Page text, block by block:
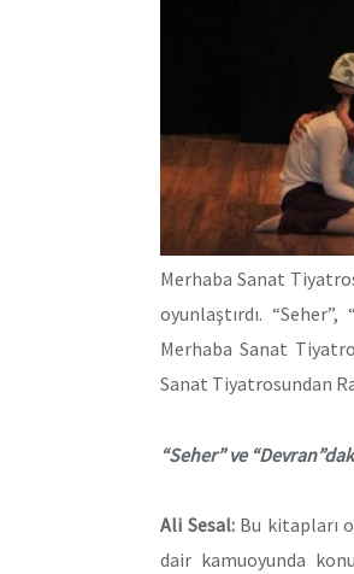
Merhaba Sanat
oyunlaştırdı.
Merhaba Sanat
Sanat Tiyatrosundan
“Seher” ve
Ali Sesal:Bu kitapları
dair kamuoyunda